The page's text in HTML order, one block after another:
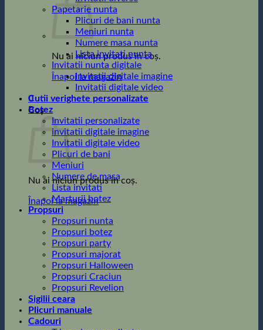
Nu ai niciun produs în coș.
Înapoi la magazin
0
Coș
Nu ai niciun produs în coș.
Înapoi la magazin
Papetarie nunta
Plicuri de bani nunta
Meniuri nunta
Numere masa nunta
Lista invitati nunta
Invitatii nunta digitale
Invitatii digitale imagine
Invitatii digitale video
Cutii verighete personalizate
Botez
Invitatii personalizate
invitatii digitale imagine
Invitatii digitale video
Plicuri de bani
Meniuri
Numere de masa
Lista invitati
Marturii botez
Propsuri
Propsuri nunta
Propsuri botez
Propsuri party
Propsuri majorat
Propsuri Halloween
Propsuri Craciun
Propsuri Revelion
Sigilii ceara
Plicuri manuale
Cadouri